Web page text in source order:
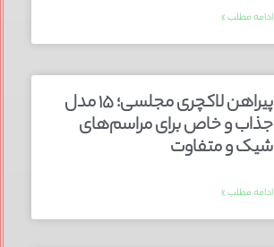
ادامه مطلب »
پیراهن لاکچری مجلسی؛ ۱۵ مدل
جذاب و خاص برای مراسم‌های
شیک و متفاوت
ادامه مطلب »